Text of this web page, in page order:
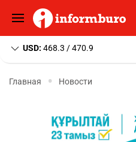
USD: 468.3 / 470.9
Главная Новости